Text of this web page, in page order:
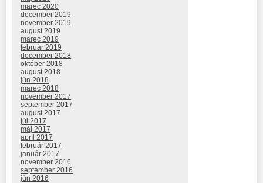
marec 2020
december 2019
november 2019
august 2019
marec 2019
február 2019
december 2018
október 2018
august 2018
jún 2018
marec 2018
november 2017
september 2017
august 2017
júl 2017
máj 2017
apríl 2017
február 2017
január 2017
november 2016
september 2016
jún 2016